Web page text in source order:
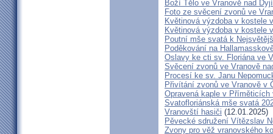
Boží Tělo ve Vranově nad Dyjí
Foto ze svěcení zvonů ve
Květinová výzdoba v kostele
Květinová výzdoba v kostele
Poutní mše svatá k
Poděkování na
Oslavy ke cti sv. Floriána ve
Svěcení zvonů ve Vranově
Procesí ke sv. Janu
Přivítání zvonů ve Vranově v
Opravená kaple v
Svatofloriánská mše svatá
Vranovští hasiči (12.01.2025)
Pěvecké sdružení Vítězslav
Zvony pro věž vranovského